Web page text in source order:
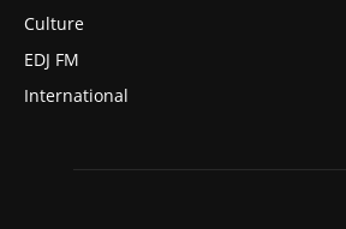
Culture
EDJ FM
International